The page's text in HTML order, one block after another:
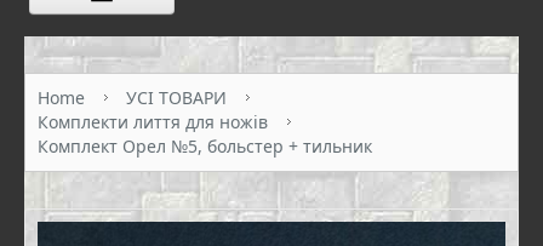
КАТАЛОГ ТОВАРІВ
КОНТАКТИ
ОПЛАТА ТА ДОСТАВКА
Home
УСІ ТОВАРИ
Комплекти лиття для ножів
Комплект Орел №5, больстер + тильник